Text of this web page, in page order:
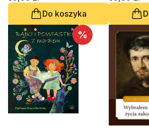
Do koszyka
%